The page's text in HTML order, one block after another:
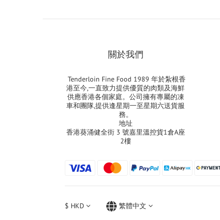
關於我們
Tenderloin Fine Food 1989 年於紮根香
港至今,一直致力提供優質的肉類及海鮮
供應香港各個家庭。公司擁有專屬的凍
車和團隊,提供逢星期一至星期六送貨服
務。
地址
香港葵涌健全街 3 號嘉里溫控貨1倉A座
2樓
$ HKD 繁體中文